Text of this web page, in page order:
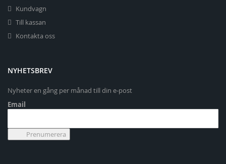
Kundvagn
Till kassan
Kontakta oss
NYHETSBREV
Nyheter en gång per månad till din e-post
Email